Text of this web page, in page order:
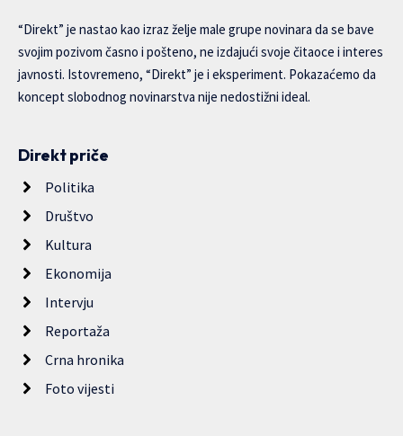
“Direkt” je nastao kao izraz želje male grupe novinara da se bave
svojim pozivom časno i pošteno, ne izdajući svoje čitaoce i interes
javnosti. Istovremeno, “Direkt” je i eksperiment. Pokazaćemo da
koncept slobodnog novinarstva nije nedostižni ideal.
Direkt priče
Politika
Društvo
Kultura
Ekonomija
Intervju
Reportaža
Crna hronika
Foto vijesti